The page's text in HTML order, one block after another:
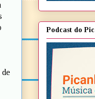
Podcast do